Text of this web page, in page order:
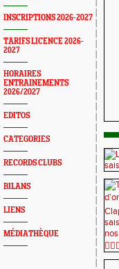
INSCRIPTIONS 2026-2027
TARIFS LICENCE 2026-
2027
HORAIRES
ENTRAINEMENTS
2026/2027
EDITOS
CATEGORIES
RECORDS CLUBS
BILANS
LIENS
MÉDIATHÈQUE